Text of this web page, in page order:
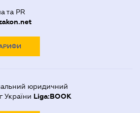
та PR
юридичний
України Liga:BOOK